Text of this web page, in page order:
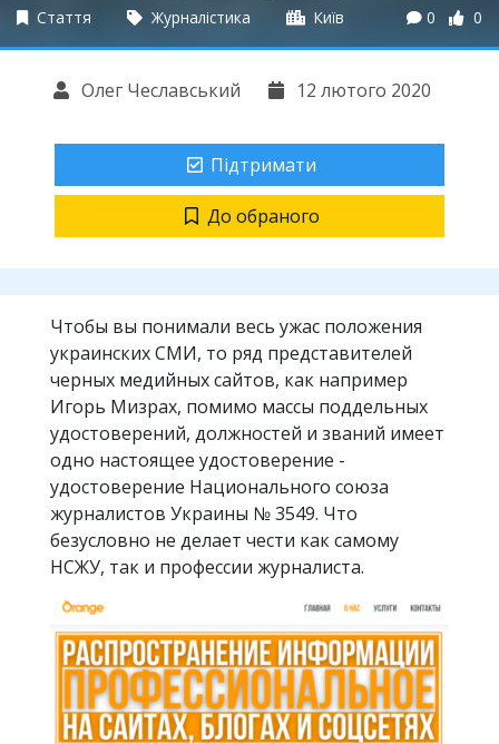
Стаття Журналістика Київ 0 0
Олег Чеславський 12 лютого 2020
Підтримати
До обраного
Чтобы вы понимали весь ужас положения
украинских СМИ, то ряд представителей
черных медийных сайтов, как например
Игорь Мизрах, помимо массы поддельных
удостоверений, должностей и званий имеет
одно настоящее удостоверение -
удостоверение Национального союза
журналистов Украины № 3549. Что
безусловно не делает чести как самому
НСЖУ, так и профессии журналиста.